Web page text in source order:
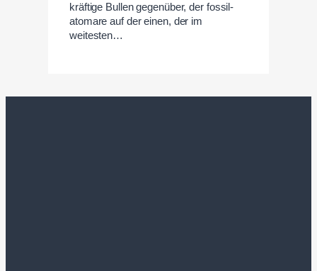
kräftige Bullen gegenüber, der fossil-
atomare auf der einen, der im
weitesten…